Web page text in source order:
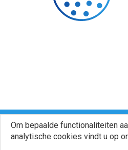
© 2026
Om bepaalde functionaliteiten
analytische cookies vindt u op